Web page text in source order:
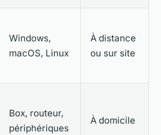
Windows,
macOS, Linux
À distance
ou sur site
Box, routeur,
périphériques
À domicile